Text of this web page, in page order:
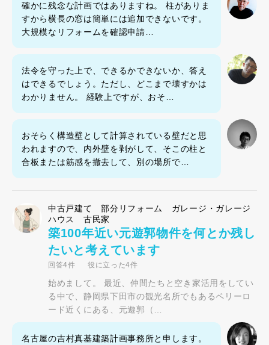
確かに残念な計画ではありますね。 柱がありま
すから横長の窓は簡単には追加できないです。
大規模なリフォームを確認申請…
法令を守った上で、できるかできないか、答え
はできるでしょう。ただし、どこまで壊すかは
わかりません。 経験上ですが、おそ…
おそらく構造壁として計算されている壁だと思
われますので、内外壁を剥がして、そこの柱と
合板または筋感を撤去して、別の場所で…
中古戸建て 部分リフォーム ガレージ・ガレージ
ハウス 古民家
築100年近い元遊郭物件を何とか残し
たいと考えています
回答4件 役に立った4件
始めまして。 最近、仲間たちと空き家活用をしてい
る中で、静岡県下田市の観光名所でもあるペリーロ
ード近くにある、元遊郭（…
名古屋の吉村真基建築計画事務所と申します。